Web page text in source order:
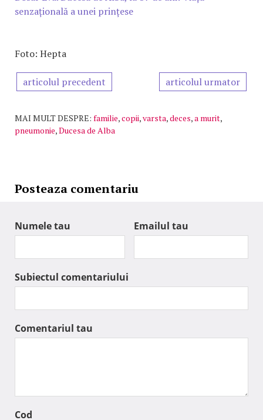
senzațională a unei prințese
Foto: Hepta
articolul precedent articolul urmator
MAI MULT DESPRE: familie,copii,varsta,deces,a murit,
pneumonie,Ducesa de Alba
Posteaza comentariu
Numele tau Emailul tau
Subiectul comentariului
Comentariul tau
Cod